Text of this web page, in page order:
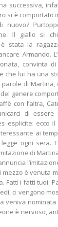
successiva,
si è
nuovo?
Il giallo si
è stata la
Armando.
convinta
che lui ha una
di Martina,
genere
con l’altra,
di
esplicite: ecco
ai
ogni sera.
di
è venuta
Fatti i fatti tuoi.
ci vengono
veniva
è nervoso,